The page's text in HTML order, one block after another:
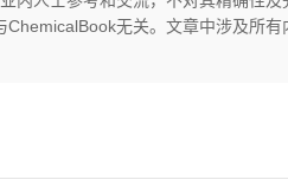
无关。文章中涉及所有